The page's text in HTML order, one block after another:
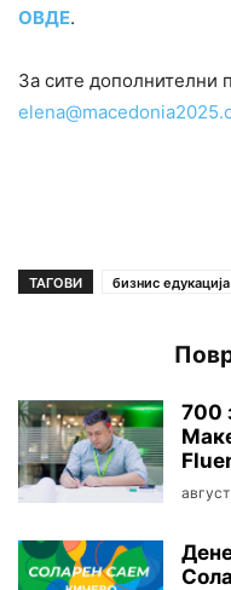
ОВДЕ.
За сите дополнителни
ТАГОВИ бизнис едукација
700